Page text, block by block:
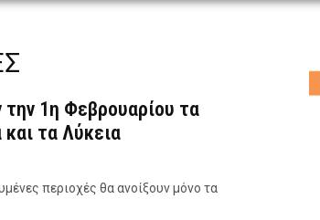
την 1η Φεβρουαρίου τα
και τα Λύκεια
περιοχές θα ανοίξουν μόνο τα